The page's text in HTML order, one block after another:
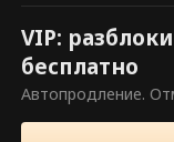
Это
VIP:
бесплатно
Автопродление.